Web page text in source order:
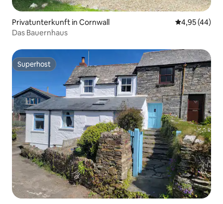
Privatunterkunft in Cornwall
4,95 (44)
Das Bauernhaus
Superhost
Superhost